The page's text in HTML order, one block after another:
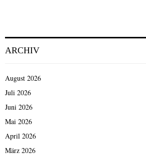
ARCHIV
August 2026
Juli 2026
Juni 2026
Mai 2026
April 2026
März 2026